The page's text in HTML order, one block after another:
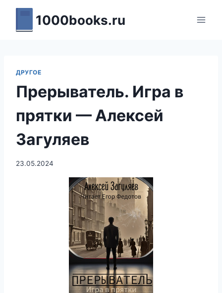
Перейти
содержимому
1000books.ru
ДРУГОЕ
Прерыватель. Игра в
прятки — Алексей
Загуляев
23.05.2024